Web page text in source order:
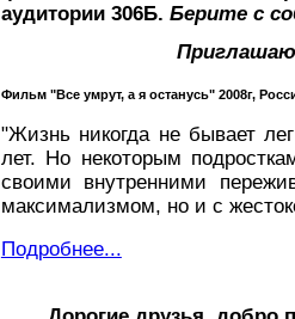
аудитории 306Б. Берите с
Фильм "Все умрут, а я останусь" 2008г,
"Жизнь никогда не бывает
лет. Но некоторым
своими внутренними
максимализмом, но и с
Подробнее...